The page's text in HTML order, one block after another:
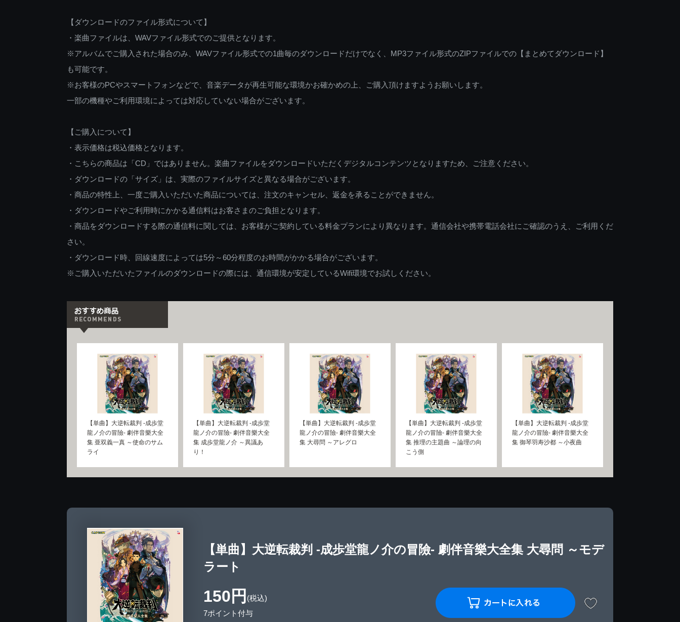
【ダウンロードのファイル形式について】
・楽曲ファイルは、WAVファイル形式でのご提供となります。
※アルバムでご購入された場合のみ、WAVファイル形式での1曲毎のダウンロードだけでなく、MP3ファイル形式のZIPファイルでの【まとめてダウンロード】
も可能です。
※お客様のPCやスマートフォンなどで、音楽データが再生可能な環境かお確かめの上、ご購入頂けますようお願いします。
一部の機種やご利用環境によっては対応していない場合がございます。
【ご購入について】
・表示価格は税込価格となります。
・こちらの商品は「CD」ではありません。楽曲ファイルをダウンロードいただくデジタルコンテンツとなりますため、ご注意ください。
・ダウンロードの「サイズ」は、実際のファイルサイズと異なる場合がございます。
・商品の特性上、一度ご購入いただいた商品については、注文のキャンセル、返金を承ることができません。
・ダウンロードやご利用時にかかる通信料はお客さまのご負担となります。
・商品をダウンロードする際の通信料に関しては、お客様がご契約している料金プランにより異なります。通信会社や携帯電話会社にご確認のうえ、ご利用くだ
さい。
・ダウンロード時、回線速度によっては5分～60分程度のお時間がかかる場合がございます。
※ご購入いただいたファイルのダウンロードの際には、通信環境が安定しているWifi環境でお試しください。
【単曲】大逆転裁判 -成歩堂
龍ノ介の冒險- 劇伴音樂大全
集 亜双義一真 ～使命のサム
ライ
【単曲】大逆転裁判 -成歩堂
龍ノ介の冒險- 劇伴音樂大全
集 成歩堂龍ノ介 ～異議あ
り！
【単曲】大逆転裁判 -成歩堂
龍ノ介の冒險- 劇伴音樂大全
集 大尋問 ～アレグロ
【単曲】大逆転裁判 -成歩堂
龍ノ介の冒險- 劇伴音樂大全
集 推理の主題曲 ～論理の向
こう側
【単曲】大逆転裁判 -成歩堂
龍ノ介の冒險- 劇伴音樂大全
集 御琴羽寿沙都 ～小夜曲
【単曲】大逆転裁判 -成歩堂龍ノ介の冒險- 劇伴音樂大全集 大尋問 ～モデ
ラート
150円 (税込)
7ポイント付与